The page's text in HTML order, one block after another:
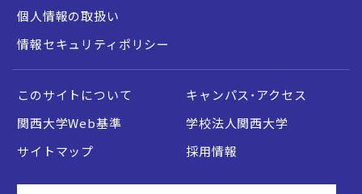
個人情報の取扱い
情報セキュリティポリシー
このサイトについて
キャンパス・アクセス
関西大学Web基準
学校法人関西大学
サイトマップ
採用情報